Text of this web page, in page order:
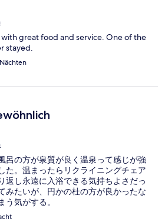
with great food and service. One of the
stayed.
呂の方が泉質が良く温泉って感じが強
た。温まったらリクライニングチェア
返し永遠に入浴できる気持ちよさだっ
みたいが、円かの杜の方が良かったな
う気がする。